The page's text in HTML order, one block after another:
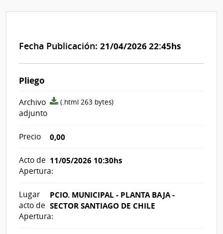
Fecha Publicación: 21/04/2026 22:45hs
Pliego
Archivo
adjunto
archivo
(.html 263 bytes)
Precio 0,00
Acto de
Apertura:
11/05/2026 10:30hs
Lugar
acto de
Apertura:
PCIO. MUNICIPAL - PLANTA BAJA -
SECTOR SANTIAGO DE CHILE